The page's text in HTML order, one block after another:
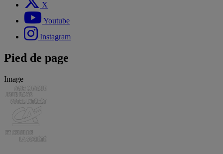
X
Youtube
Instagram
Pied de page
Image